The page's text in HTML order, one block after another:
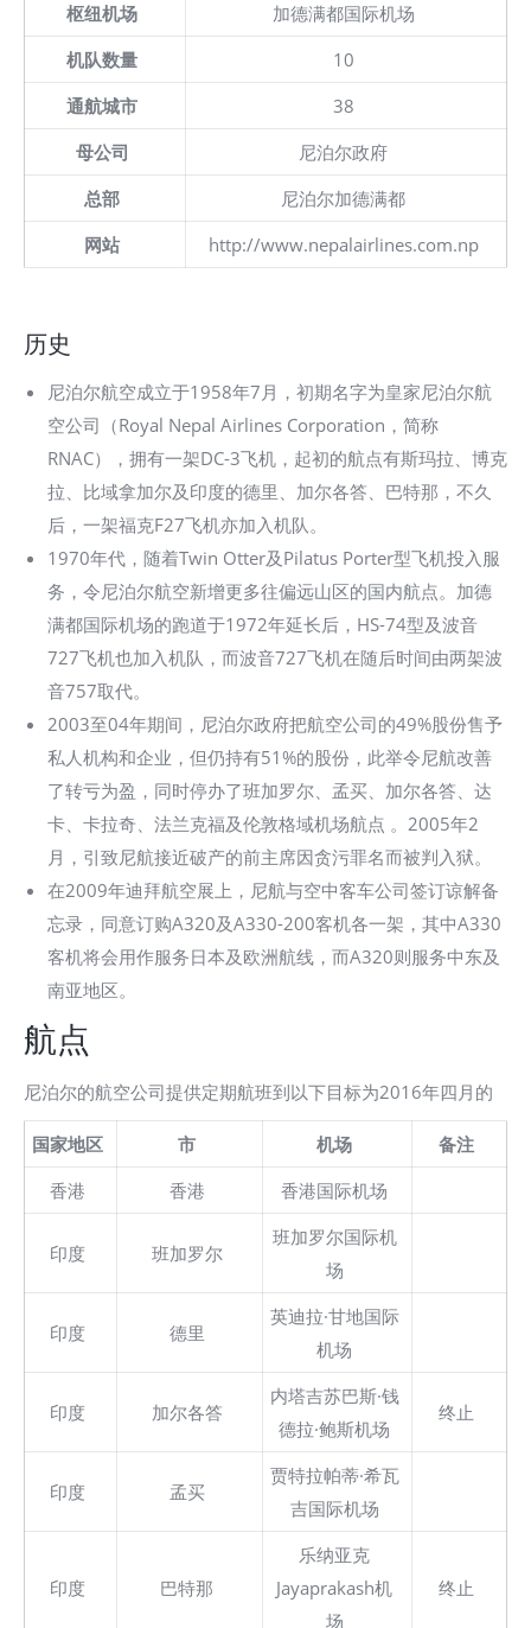
枢纽机场
加德满都国际机场
机队数量
10
通航城市
38
母公司
尼泊尔政府
总部
尼泊尔加德满都
网站
http://www.nepalairlines.com.np
历史
尼泊尔航空成立于1958年7月，初期名字为皇家尼泊尔航
空公司（Royal Nepal Airlines Corporation，简称
RNAC），拥有一架DC-3飞机，起初的航点有斯玛拉、博克
拉、比域拿加尔及印度的德里、加尔各答、巴特那，不久
后，一架福克F27飞机亦加入机队。
1970年代，随着Twin Otter及Pilatus Porter型飞机投入服
务，令尼泊尔航空新增更多往偏远山区的国内航点。加德
满都国际机场的跑道于1972年延长后，HS-74型及波音
727飞机也加入机队，而波音727飞机在随后时间由两架波
音757取代。
2003至04年期间，尼泊尔政府把航空公司的49%股份售予
私人机构和企业，但仍持有51%的股份，此举令尼航改善
了转亏为盈，同时停办了班加罗尔、孟买、加尔各答、达
卡、卡拉奇、法兰克福及伦敦格域机场航点 。2005年2
月，引致尼航接近破产的前主席因贪污罪名而被判入狱。
在2009年迪拜航空展上，尼航与空中客车公司签订谅解备
忘录，同意订购A320及A330-200客机各一架，其中A330
客机将会用作服务日本及欧洲航线，而A320则服务中东及
南亚地区。
航点
尼泊尔的航空公司提供定期航班到以下目标为2016年四月的
国家地区 市 机场
备注
香港
香港 香港国际机场
印度 班加罗尔
班加罗尔国际机
场
印度 德里
英迪拉·甘地国际
机场
印度 加尔各答
内塔吉苏巴斯·钱
德拉·鲍斯机场
终止
印度 孟买
贾特拉帕蒂·希瓦
吉国际机场
印度 巴特那
乐纳亚克
Jayaprakash机
场
终止